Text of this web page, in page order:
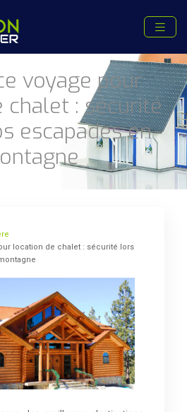
voyage pour
chalet : sécurité
escapades en
location de chalet : sécurité lors